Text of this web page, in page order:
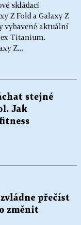
skládací
Z Fold a Galaxy Z
vybavené aktuální
Titanium.
Z...
stejné
Jak
přečíst
změnit